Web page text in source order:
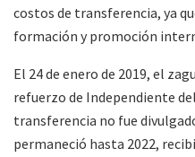
costos de transferencia, ya
formación y promoción
El 24 de enero de 2019, el
refuerzo de Independiente
transferencia no fue
permaneció hasta 2022,